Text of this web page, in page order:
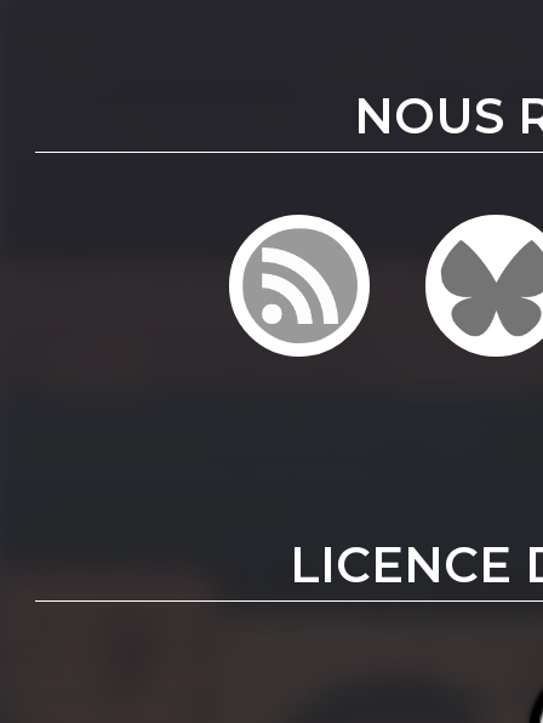
NOUS
LICENCE